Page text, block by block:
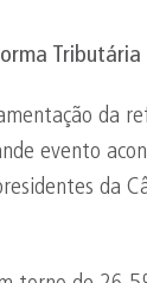
Tributária
da
evento
da